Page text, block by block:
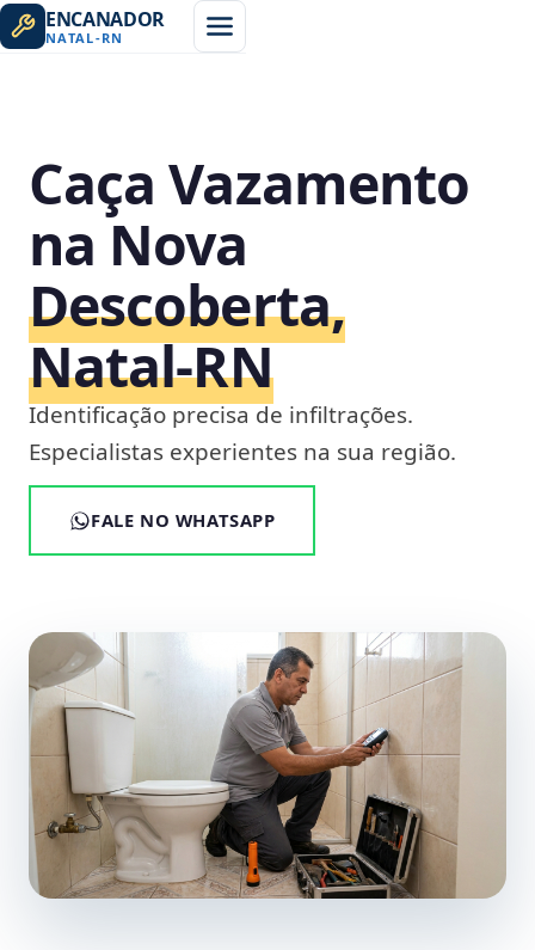
ENCANADOR
NATAL-RN
Caça Vazamento
na Nova
Descoberta,
Natal‑RN
Identificação precisa de infiltrações.
Especialistas experientes na sua região.
FALE NO WHATSAPP